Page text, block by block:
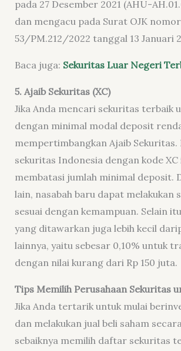
pada 27 Desember 2021 (AHU-
dan mengacu pada Surat OJK
53/PM.212/2022 tanggal 13 Januari
Baca juga: Sekuritas Luar Negeri
5. Ajaib Sekuritas (XC)
Jika Anda mencari sekuritas terbaik
dengan minimal modal deposit
mempertimbangkan Ajaib Sekuritas.
sekuritas Indonesia dengan kode
membatasi jumlah minimal deposit.
lain, nasabah baru dapat melakukan
sesuai dengan kemampuan. Selain
yang ditawarkan juga lebih kecil
lainnya, yaitu sebesar 0,10% untuk
dengan nilai kurang dari Rp 150 juta.
Tips Memilih Perusahaan Sekuritas
Jika Anda tertarik untuk mulai
dan melakukan jual beli saham
sebaiknya memilih daftar sekuritas